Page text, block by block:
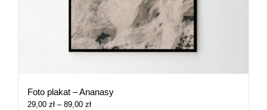
Foto plakat – Ananasy
29,00 zł – 89,00 złZakres